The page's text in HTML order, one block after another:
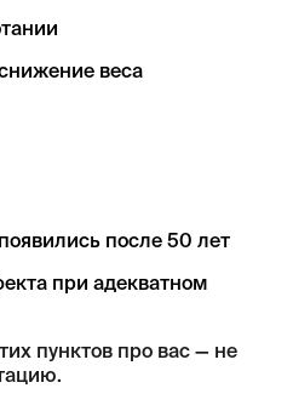
веса
после 50 лет
при адекватном
пунктов про вас — не